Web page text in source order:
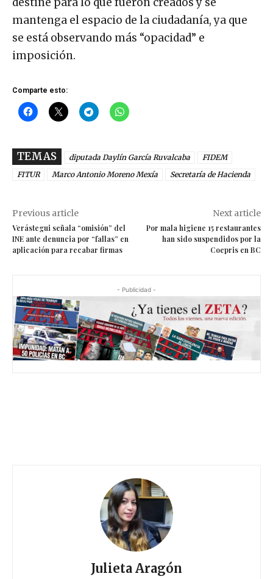
mantenga el espacio de la ciudadanía, ya que
se está observando más “opacidad” e
imposición.
Comparte esto:
TEMAS diputada Daylín García Ruvalcaba
FIDEM
FITUR
Marco Antonio Moreno Mexía Secretaría de Hacienda
Previous article
Verástegui señala “omisión” del
INE ante denuncia por “fallas” en
aplicación para recabar firmas
Next article
Por mala higiene 15 restaurantes
han sido suspendidos por la
Coepris en BC
- Publicidad -
Julieta Aragón